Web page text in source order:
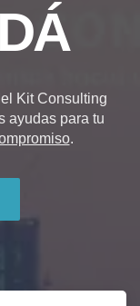
Kit Consulting
ayudas para tu
.